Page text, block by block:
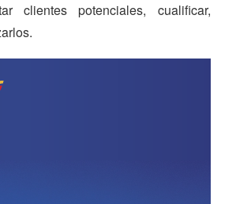
clientes potenciales, cualificar,